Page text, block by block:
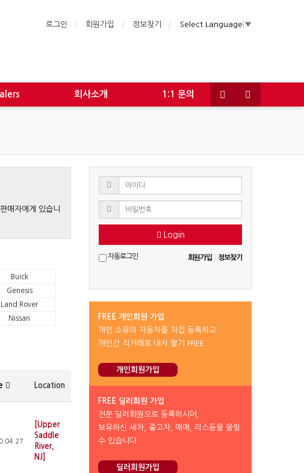
로그인 회원가입 정보찾기 Select Language ▼
회사소개 1:1 문의
매자에게 있습니
Buick
Genesis
Land Rover
Nissan
Location
[Upper
Saddle
River,
NJ]
Login
자동로그인 회원가입 정보찾기
FREE 개인회원 가입
개인 소유의 자동차를 직접 등록하고
개인간 직거래로 내차 팔기 FREE
개인회원가입
FREE 딜러회원 가입
전문 딜러회원으로 등록하시어,
보유하신 새차, 중고차, 매매, 리스등을 올릴
수 있습니다.
딜러회원가입